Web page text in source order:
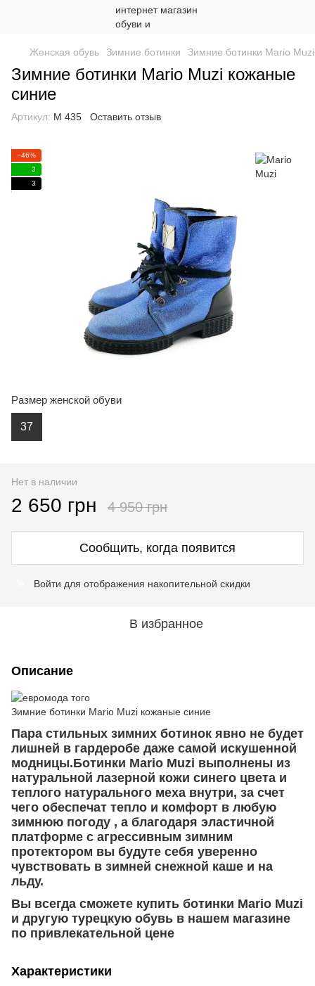
Женская обувь Зимние ботинки Зимние ботинки Mario Muzi
Зимние ботинки Mario Muzi кожаные
синие
Артикул: М 435 Оставить отзыв
−46%
3
3
Размер женской обуви
37
Нет в наличии
2 650 грн 4 950 грн
Сообщить, когда появится
Войти для отображения накопительной скидки
В избранное
Описание
Зимние ботинки Mario Muzi кожаные синие
Пара стильных зимних ботинок явно не будет
лишней в гардеробе даже самой искушенной
модницы.Ботинки Mario Muzi выполнены из
натуральной лазерной кожи синего цвета и
теплого натурального меха внутри, за счет
чего обеспечат тепло и комфорт в любую
зимнюю погоду , а благодаря эластичной
платформе с агрессивным зимним
протектором вы будуте себя уверенно
чувствовать в зимней снежной каше и на
льду.
Вы всегда сможете купить ботинки Mario Muzi
и другую турецкую обувь в нашем магазине
по привлекательной цене
Характеристики